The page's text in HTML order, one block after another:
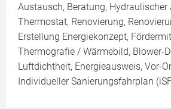
Austausch, Beratung, Hydraulischer
Thermostat, Renovierung,
Erstellung Energiekonzept,
Thermografie / Wärmebild, Blower-
Luftdichtheit, Energieausweis, Vor-
Individueller Sanierungsfahrplan